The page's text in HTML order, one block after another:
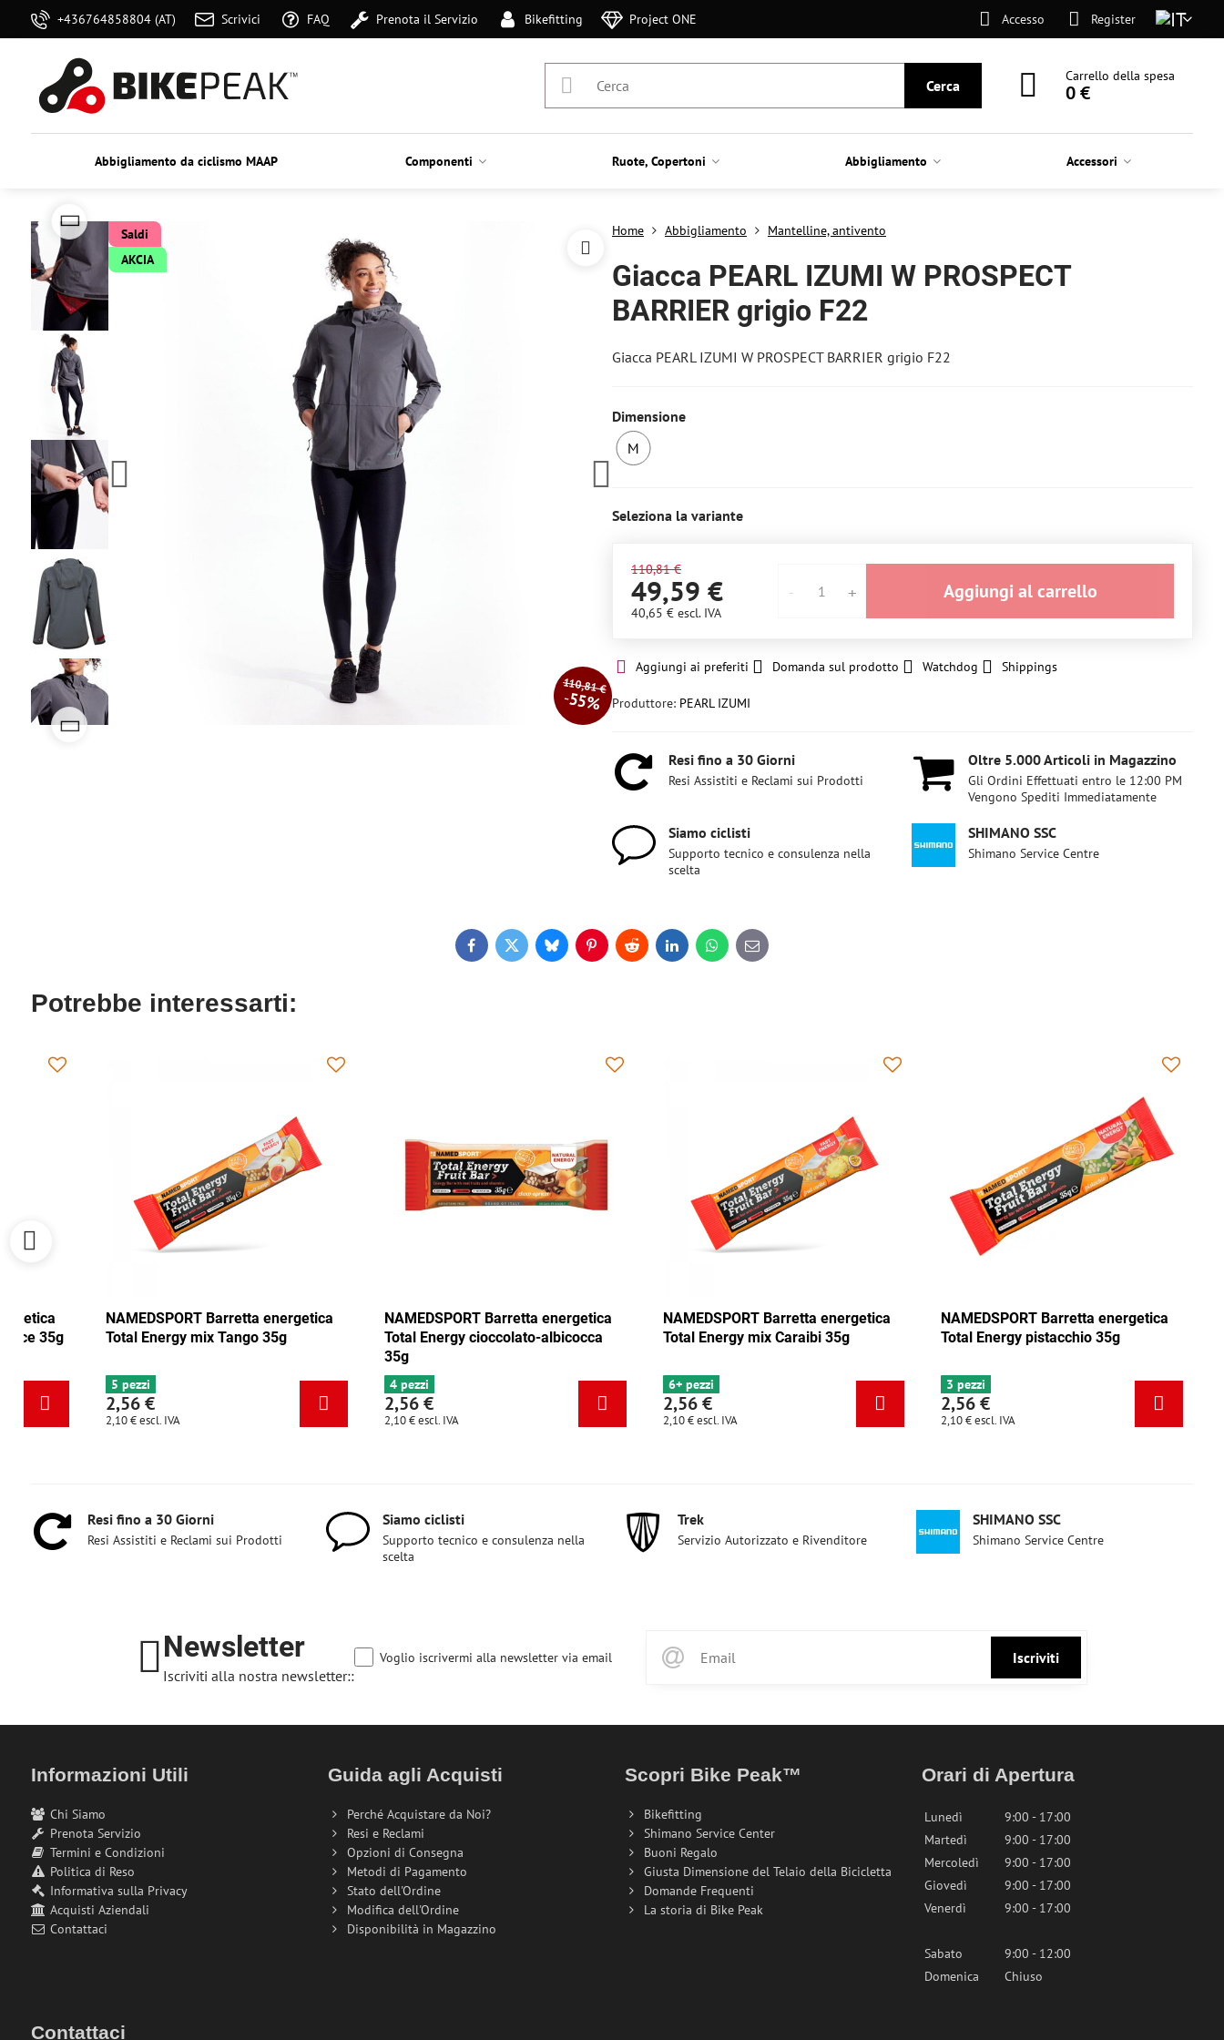
+436764858804 (AT) Scrivici FAQ Prenota il Servizio Bikefitting Project ONE Accesso Register
Cerca
Carrello della spesa
0 €
Abbigliamento da ciclismo MAAP Componenti Ruote, Copertoni Abbigliamento Accessori
Saldi
AKCIA
110,81 €
55%
Home Abbigliamento Mantelline, antivento
Giacca PEARL IZUMI W PROSPECT
BARRIER grigio F22
Giacca PEARL IZUMI W PROSPECT BARRIER grigio F22
Dimensione
M
Seleziona la variante
110,81 €
49,59 €
40,65 € escl. IVA
Aggiungi al carrello
Aggiungi ai preferiti Domanda sul prodotto Watchdog Shippings
Produttore: PEARL IZUMI
Resi fino a 30 Giorni
Resi Assistiti e Reclami sui Prodotti
Oltre 5​.000 Articoli in Magazzino
Gli Ordini Effettuati entro le 12:00 PM
Vengono Spediti Immediatamente
Siamo ciclisti
Supporto tecnico e consulenza nella
scelta
SHIMANO SSC
Shimano Service Centre
FacebookTwitterBlueskyPinterestRedditLinkedInWhatsApp
E-
mail
Potrebbe interessarti:
NAMEDSPORT Barretta energetica
Total Energy mirtillo rosso-noce 35g
6+ pezzi
2,56 €
escl. IVA
NAMEDSPORT Barretta energetica
Total Energy mix Tango 35g
5 pezzi
2,56 €
escl. IVA
NAMEDSPORT Barretta energetica
Total Energy cioccolato-albicocca
4 pezzi
2,56 €
escl. IVA
NAMEDSPORT Barretta energetica
Total Energy mix Caraibi 35g
6+ pezzi
2,56 €
escl. IVA
3 pezzi
2,56 €
Resi fino a 30 Giorni
Resi Assistiti e Reclami sui Prodotti
Siamo ciclisti
Supporto tecnico e consulenza nella
scelta
Trek
Servizio Autorizzato e Rivenditore
SHIMANO SSC
Shimano Service Centre
Newsletter
Iscriviti alla nostra newsletter::
Iscriviti
Voglio iscrivermi alla newsletter via email
Informazioni Utili
Chi Siamo
Prenota Servizio
Termini e Condizioni
Politica di Reso
Informativa sulla Privacy
Acquisti Aziendali
Contattaci
Guida agli Acquisti
Perché Acquistare da Noi?
Resi e Reclami
Opzioni di Consegna
Metodi di Pagamento
Stato dell'Ordine
Modifica dell'Ordine
Disponibilità in Magazzino
Scopri Bike Peak™
Bikefitting
Shimano Service Center
Buoni Regalo
Giusta Dimensione del Telaio della Bicicletta
Domande Frequenti
La storia di Bike Peak
Orari di Apertura
Lunedì
9:00 - 17:00
Martedì
9:00 - 17:00
Mercoledì
9:00 - 17:00
Giovedì
9:00 - 17:00
Venerdì
9:00 - 17:00
Sabato
9:00 - 12:00
Domenica
Chiuso
Contattaci